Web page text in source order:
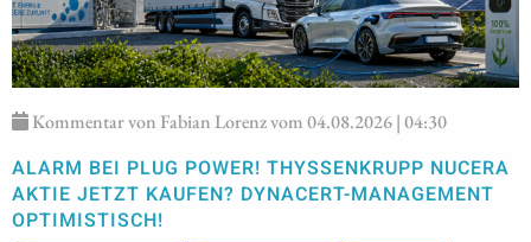
Kommentar von Fabian Lorenz vom 04.08.2026 | 04:30
ALARM BEI PLUG POWER! THYSSENKRUPP NUCERA
AKTIE JETZT KAUFEN? DYNACERT-MANAGEMENT
OPTIMISTISCH!